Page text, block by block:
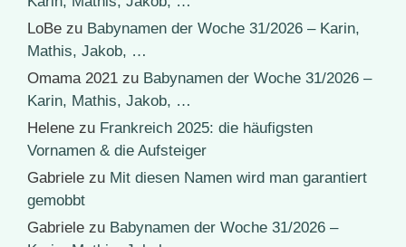
LoBe zu Babynamen der Woche 31/2026 – Karin,
Mathis, Jakob, …
Omama 2021 zu Babynamen der Woche 31/2026 –
Karin, Mathis, Jakob, …
Helene zu Frankreich 2025: die häufigsten
Vornamen & die Aufsteiger
Gabriele zu Mit diesen Namen wird man garantiert
gemobbt
Gabriele zu Babynamen der Woche 31/2026 –